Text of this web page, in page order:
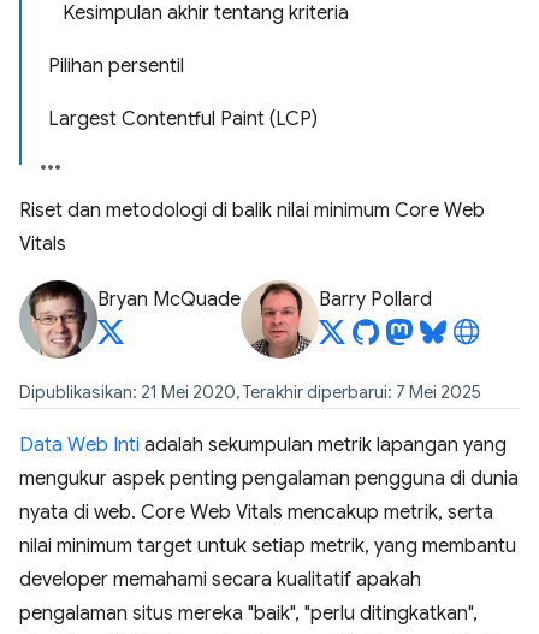
Kesimpulan akhir tentang kriteria
Pilihan persentil
Largest Contentful Paint (LCP)
Riset dan metodologi di balik nilai minimum Core Web
Vitals
Bryan McQuade Barry Pollard
Dipublikasikan: 21 Mei 2020, Terakhir diperbarui: 7 Mei 2025
Data Web Inti adalah sekumpulan metrik lapangan yang
mengukur aspek penting pengalaman pengguna di dunia
nyata di web. Core Web Vitals mencakup metrik, serta
nilai minimum target untuk setiap metrik, yang membantu
developer memahami secara kualitatif apakah
pengalaman situs mereka "baik", "perlu ditingkatkan",